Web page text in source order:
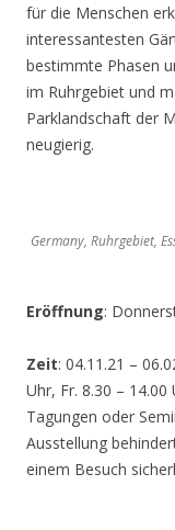
für die Menschen
interessantesten
bestimmte Phasen
im Ruhrgebiet und
Parklandschaft der
neugierig.
Germany, Ruhrgebiet,
Eröffnung:
Zeit: 04.11.21 –
Uhr, Fr. 8.30 –
Tagungen oder
Ausstellung
einem Besuch